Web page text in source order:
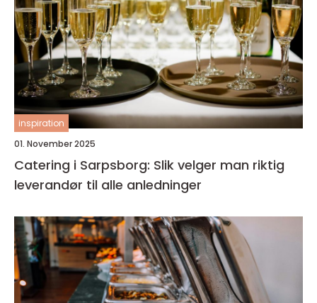
inspiration
01. November 2025
Catering i Sarpsborg: Slik velger man riktig
leverandør til alle anledninger